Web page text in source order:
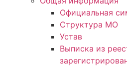
Официальная
Структура МО
Устав
Выписка из